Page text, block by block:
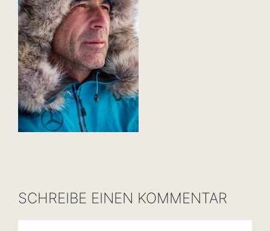
SCHREIBE EINEN KOMMENTAR